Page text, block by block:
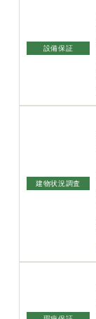
設備保証
建物状況調査